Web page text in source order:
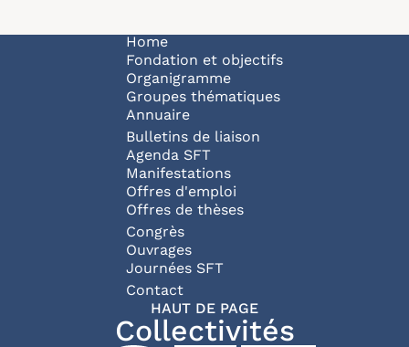
Navigation principale
Home
Fondation et objectifs
Organigramme
Groupes thématiques
Annuaire
Bulletins de liaison
Agenda SFT
Manifestations
Offres d'emploi
Offres de thèses
Congrès
Ouvrages
Journées SFT
Pied de page
Contact
HAUT DE PAGE
Collectivités